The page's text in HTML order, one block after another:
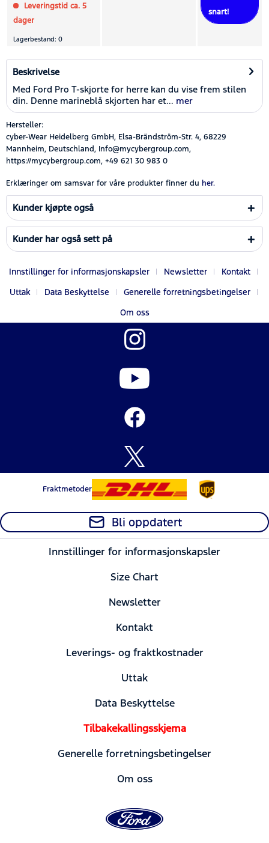
Leveringstid ca. 5
dager
Lagerbestand: 0
snart!
Beskrivelse
Med Ford Pro T-skjorte for herre kan du vise frem stilen
din. Denne marineblå skjorten har et... mer
Hersteller:
cyber-Wear Heidelberg GmbH, Elsa-Brändström-Str. 4, 68229
Mannheim, Deutschland, Info@mycybergroup.com,
https://mycybergroup.com, +49 621 30 983 0
Erklæringer om samsvar for våre produkter finner du her.
Kunder kjøpte også
Kunder har også sett på
Innstillinger for informasjonskapsler Newsletter
Kontakt
Uttak
Data Beskyttelse
Generelle forretningsbetingelser
Om oss
Fraktmetoder
Bli oppdatert
Innstillinger for informasjonskapsler
Size Chart
Newsletter
Kontakt
Leverings- og fraktkostnader
Uttak
Data Beskyttelse
Tilbakekallingsskjema
Generelle forretningsbetingelser
Om oss